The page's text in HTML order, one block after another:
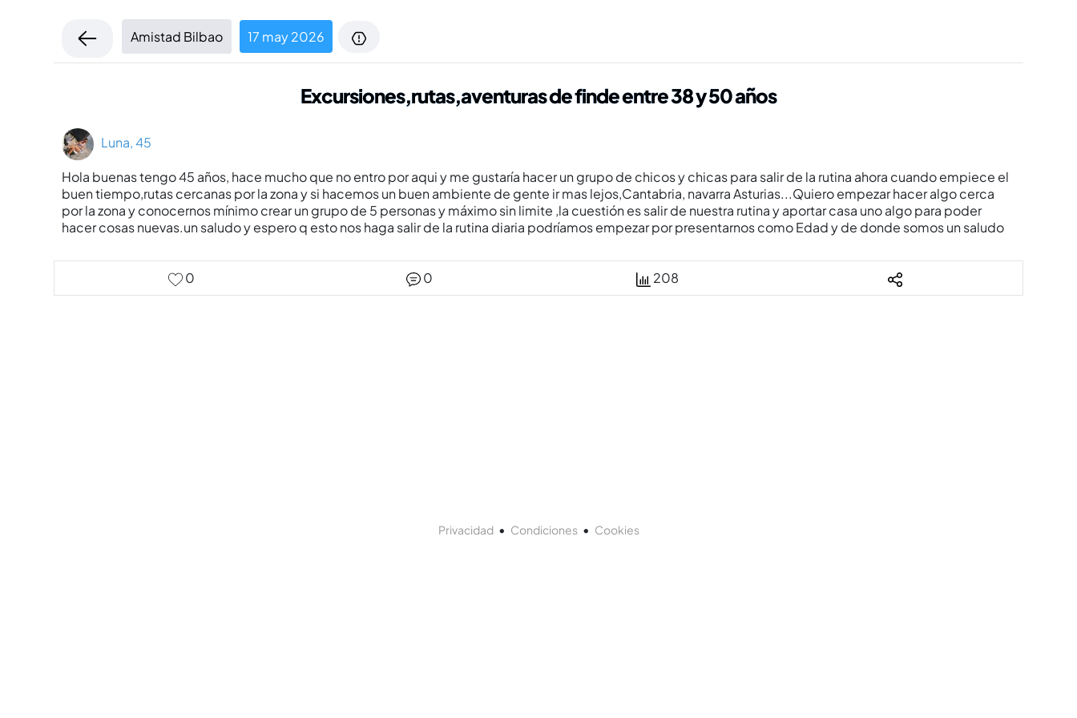
Amistad Bilbao 17 may 2026
Excursiones,rutas,aventuras de finde entre 38 y 50 años
Luna, 45
Hola buenas tengo 45 años, hace mucho que no entro por aqui y me gustaría hacer un grupo de chicos y chicas para salir de la rutina ahora cuando empiece el
buen tiempo,rutas cercanas por la zona y si hacemos un buen ambiente de gente ir mas lejos,Cantabria, navarra Asturias...Quiero empezar hacer algo cerca
por la zona y conocernos mínimo crear un grupo de 5 personas y máximo sin limite ,la cuestión es salir de nuestra rutina y aportar casa uno algo para poder
hacer cosas nuevas.un saludo y espero q esto nos haga salir de la rutina diaria podríamos empezar por presentarnos como Edad y de donde somos un saludo
0 0 208
Privacidad• Condiciones• Cookies